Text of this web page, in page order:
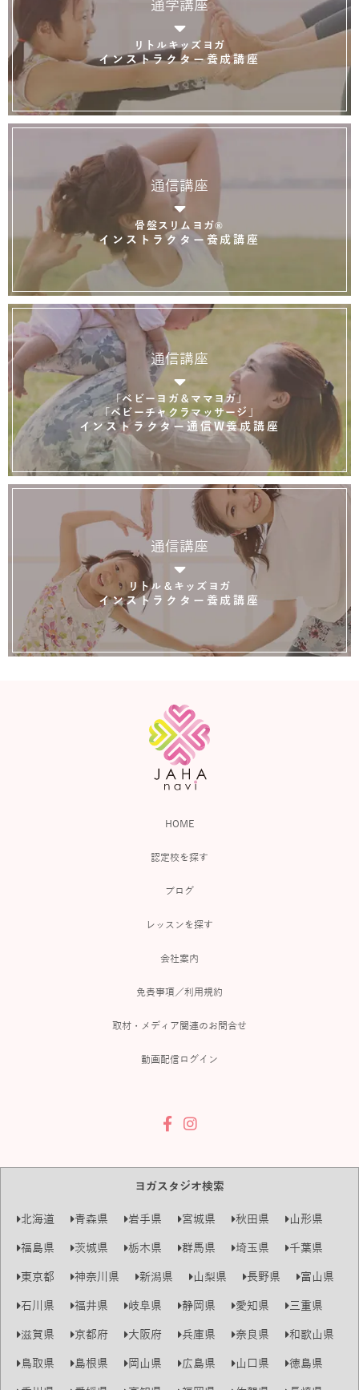
通学講座
リトルキッズヨガ
インストラクター養成講座
通信講座
骨盤スリムヨガ®
インストラクター養成講座
通信講座
「ベビーヨガ＆ママヨガ」
「ベビーチャクラマッサージ」
インストラクター通信W養成講座
通信講座
リトル＆キッズヨガ
インストラクター養成講座
HOME
認定校を探す
ブログ
レッスンを探す
会社案内
免責事項／利用規約
取材・メディア関連のお問合せ
動画配信ログイン
ヨガスタジオ検索
北海道 青森県 岩手県 宮城県 秋田県
山形県
福島県
茨城県 栃木県 群馬県 埼玉県
千葉県
東京都
神奈川県 新潟県 山梨県 長野県
富山県
石川県
福井県 岐阜県 静岡県 愛知県
三重県
滋賀県
京都府 大阪府 兵庫県 奈良県
和歌山県
鳥取県
島根県 岡山県 広島県 山口県
徳島県